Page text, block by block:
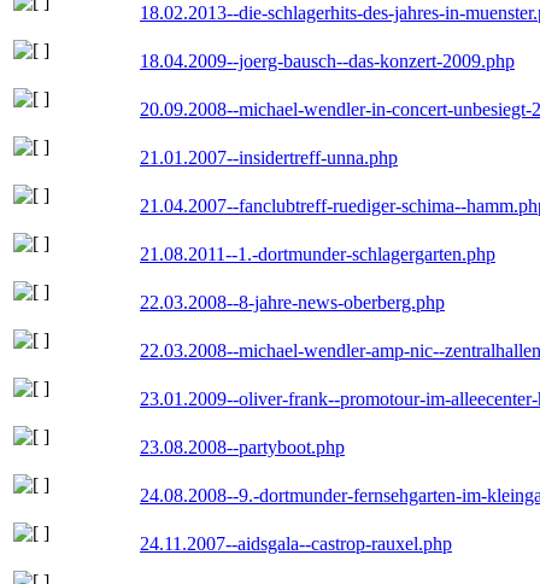
18.02.2013--die-schlagerhits-des-jahres-in-
18.04.2009--joerg-bausch--das-konzert-2009.php
20.09.2008--michael-wendler-in-concert-unbesiegt-
21.01.2007--insidertreff-unna.php
21.04.2007--fanclubtreff-ruediger-schima--
21.08.2011--1.-dortmunder-schlagergarten.php
22.03.2008--8-jahre-news-oberberg.php
22.03.2008--michael-wendler-amp-nic--
23.01.2009--oliver-frank--promotour-im-
23.08.2008--partyboot.php
24.08.2008--9.-dortmunder-fernsehgarten-im-
24.11.2007--aidsgala--castrop-rauxel.php